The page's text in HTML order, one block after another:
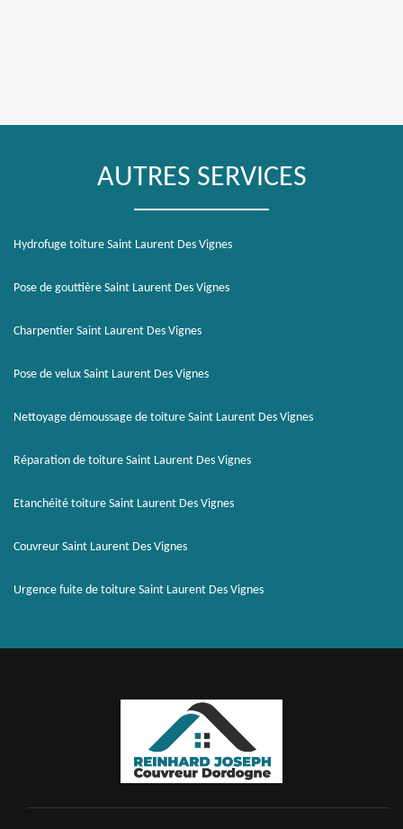
AUTRES SERVICES
Hydrofuge toiture Saint Laurent Des Vignes
Pose de gouttière Saint Laurent Des Vignes
Charpentier Saint Laurent Des Vignes
Pose de velux Saint Laurent Des Vignes
Nettoyage démoussage de toiture Saint Laurent Des Vignes
Réparation de toiture Saint Laurent Des Vignes
Etanchéité toiture Saint Laurent Des Vignes
Couvreur Saint Laurent Des Vignes
Urgence fuite de toiture Saint Laurent Des Vignes